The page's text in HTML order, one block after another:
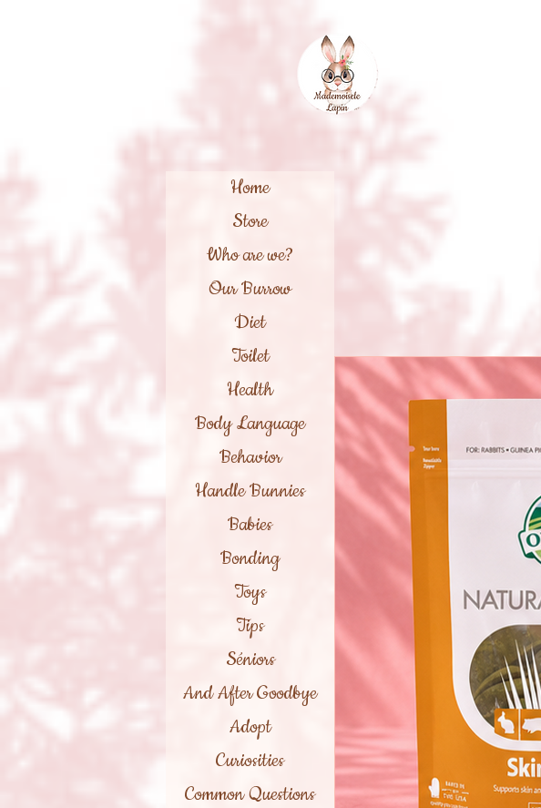
Home
Store
Who are we?
Our Burrow
Diet
Toilet
Health
Body Language
Behavior
Handle Bunnies
Babies
Bonding
Toys
Tips
Séniors
And After Goodbye
Adopt
Curiosities
Common Questions